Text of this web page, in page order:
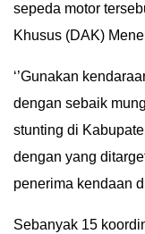
GALLERY
DEPTH
OPINI
ADVERTORIAL
sepeda motor
Khusus (DAK)
‘’Gunakan
dengan sebaik
stunting di
dengan yang
penerima kendaan
Sebanyak 15